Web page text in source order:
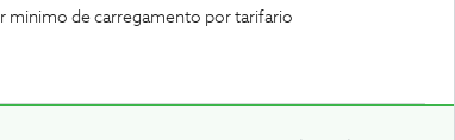
minimo de carregamento por tarifario